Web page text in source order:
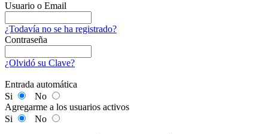
Usuario o Email
¿Todavía no se ha registrado?
Contraseña
¿Olvidó su Clave?
Entrada automática
Si
No
Agregarme a los usuarios activos
Si
No